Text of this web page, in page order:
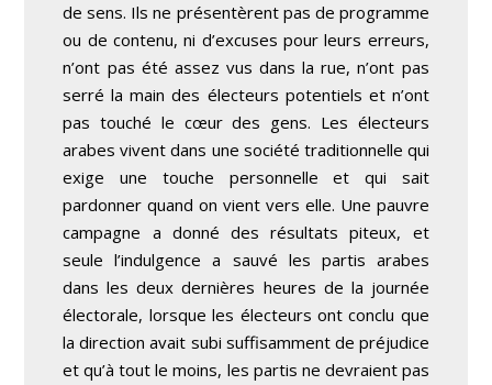
de sens. Ils ne présentèrent pas de programme
ou de contenu, ni d’excuses pour leurs erreurs,
n’ont pas été assez vus dans la rue, n’ont pas
serré la main des électeurs potentiels et n’ont
pas touché le cœur des gens. Les électeurs
arabes vivent dans une société traditionnelle qui
exige une touche personnelle et qui sait
pardonner quand on vient vers elle. Une pauvre
campagne a donné des résultats piteux, et
seule l’indulgence a sauvé les partis arabes
dans les deux dernières heures de la journée
électorale, lorsque les électeurs ont conclu que
la direction avait subi suffisamment de préjudice
et qu’à tout le moins, les partis ne devraient pas